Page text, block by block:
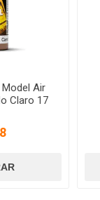
Air
Claro 17